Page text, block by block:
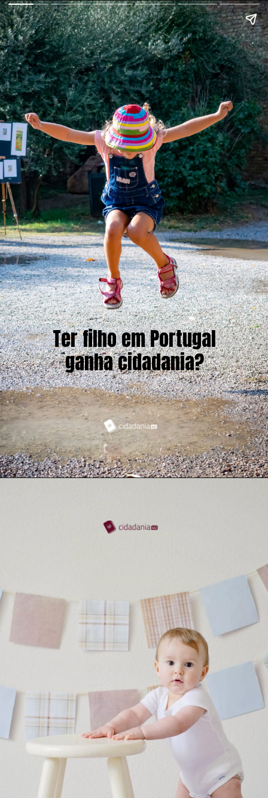
Ter filho em Portugal
ganha cidadania?